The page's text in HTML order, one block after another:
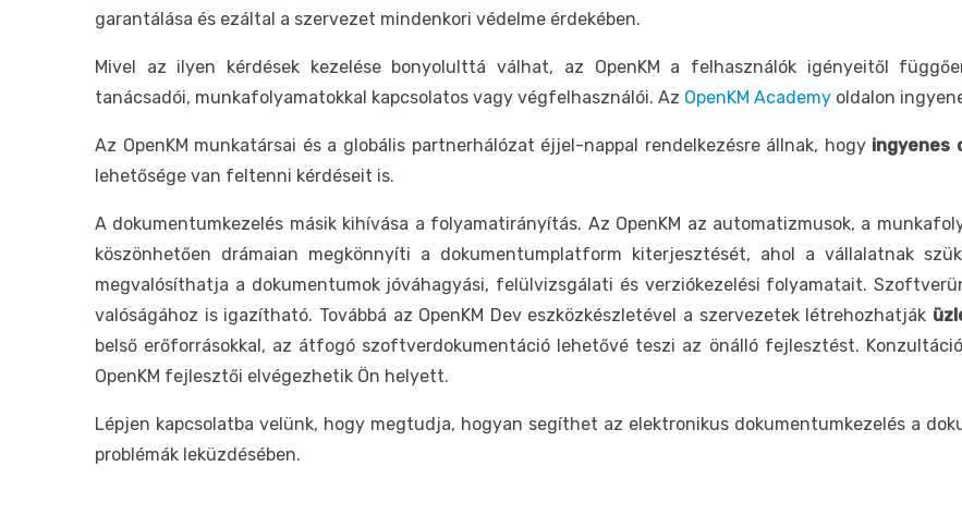
garantálása és ezáltal a szervezet mindenkori védelme érdekében.
Mivel az ilyen kérdések kezelése bonyolulttá válhat, az OpenKM a felhasználók igényeitől
tanácsadói, munkafolyamatokkal kapcsolatos vagy végfelhasználói. Az OpenKM Academy oldalon
Az OpenKM munkatársai és a globális partnerhálózat éjjel-nappal rendelkezésre állnak, hogy ingyenes
lehetősége van feltenni kérdéseit is.
A dokumentumkezelés másik kihívása a folyamatirányítás. Az OpenKM az automatizmusok, a
köszönhetően drámaian megkönnyíti a dokumentumplatform kiterjesztését, ahol a vállalatnak
megvalósíthatja a dokumentumok jóváhagyási, felülvizsgálati és verziókezelési folyamatait.
valóságához is igazítható. Továbbá az OpenKM Dev eszközkészletével a szervezetek létrehozhatják
belső erőforrásokkal, az átfogó szoftverdokumentáció lehetővé teszi az önálló fejlesztést.
OpenKM fejlesztői elvégezhetik Ön helyett.
Lépjen kapcsolatba velünk, hogy megtudja, hogyan segíthet az elektronikus dokumentumkezelés a
problémák leküzdésében.